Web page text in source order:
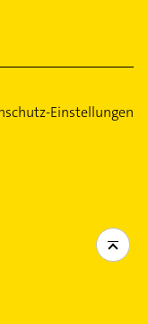
Einstellungen